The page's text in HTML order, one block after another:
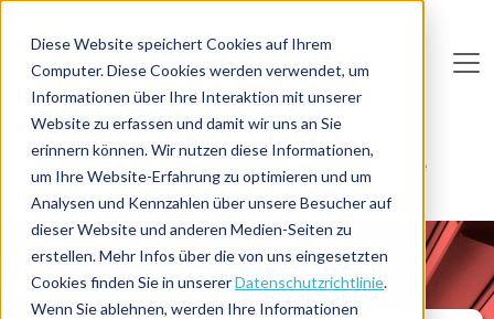
Diese Website speichert Cookies auf Ihrem
Computer. Diese Cookies werden verwendet, um
Informationen über Ihre Interaktion mit unserer
Website zu erfassen und damit wir uns an Sie
erinnern können. Wir nutzen diese Informationen,
um Ihre Website-Erfahrung zu optimieren und um
Analysen und Kennzahlen über unsere Besucher auf
dieser Website und anderen Medien-Seiten zu
erstellen. Mehr Infos über die von uns eingesetzten
Cookies finden Sie in unsererDatenschutzrichtlinie.
Wenn Sie ablehnen, werden Ihre Informationen
Deutsc he InterimAG
Home
Expertenberatung
Wie lassen sich OTC-Produkte für die Kernzielgruppe
Senioren positionieren?
EXPERTENBERATUNG